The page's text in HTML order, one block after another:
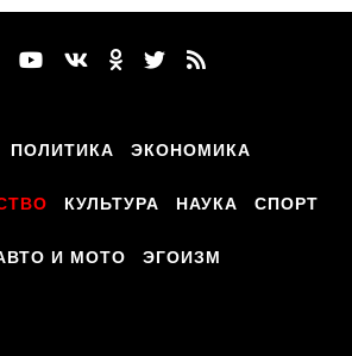
ПОЛИТИКА ЭКОНОМИКА
КУЛЬТУРА НАУКА СПОРТ
И МОТО ЭГОИЗМ